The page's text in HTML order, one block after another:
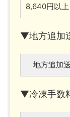
8,640円以上
▼地方追加
地方追加
▼冷凍手数